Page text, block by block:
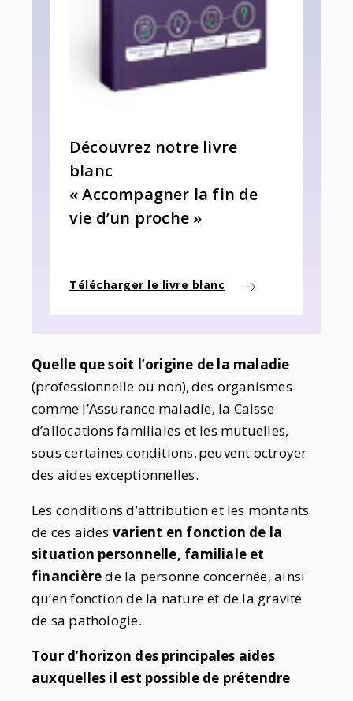
Découvrez notre livre
blanc
« Accompagner la fin de
vie d’un proche »
Télécharger le livre blanc
Quelle que soit l’origine de la maladie
(professionnelle ou non), des organismes
comme l’Assurance maladie, la Caisse
d’allocations familiales et les mutuelles,
sous certaines conditions, peuvent octroyer
des aides exceptionnelles.
Les conditions d’attribution et les montants
de ces aides varient en fonction de la
situation personnelle, familiale et
financièrede la personne concernée, ainsi
qu’en fonction de la nature et de la gravité
de sa pathologie.
Tour d’horizon des principales aides
auxquelles il est possible de prétendre